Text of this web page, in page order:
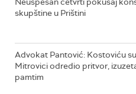
skupštine u Prištini
Advokat Pantović: Kostoviću
Mitrovici odredio pritvor,
pamtim